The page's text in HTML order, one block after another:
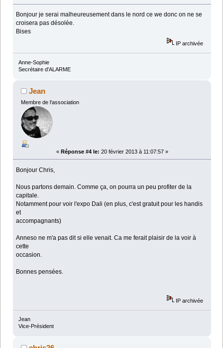
Bonjour je serai malheureusement dans le nord ce we donc on ne se
croisera pas désolée.
Bises
IP archivée
Anne-Sophie
Secrétaire d'ALARME
Jean
Membre de l'association
« Réponse #4 le: 20 février 2013 à 11:07:57 »
Bonjour Chris,
Nous partons demain. Comme ça, on pourra un peu profiter de la
capitale.
Notamment pour voir l'expo Dali (en plus, c'est gratuit pour les handis
et
accompagnants)
Anneso ne m'a pas dit si elle venait. Ca me ferait plaisir de la voir à
cette
occasion.
Bonnes pensées.
IP archivée
Jean
Vice-Président